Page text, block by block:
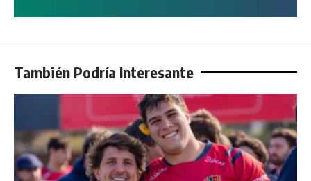
También Podría Interesante